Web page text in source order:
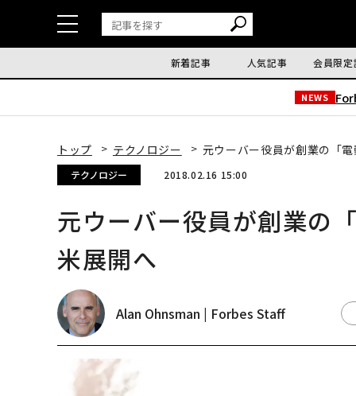
新着記事 人気記事 会員限定
NEWS
トップ テクノロジー 元ウーバー役員が創業の「
テクノロジー 2018.02.16 15:00
元ウーバー役員が創業の
米展開へ
Alan Ohnsman | Forbes Staff